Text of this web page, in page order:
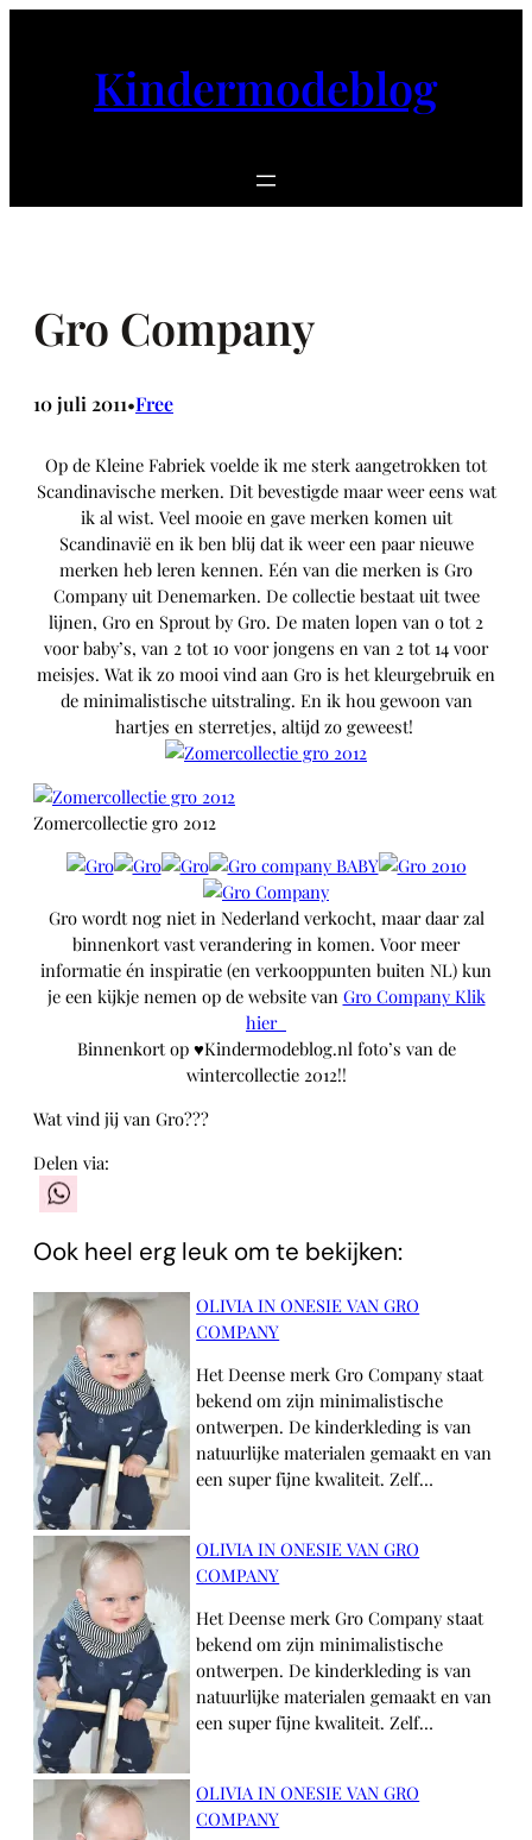
Kindermodeblog
Gro Company
10 juli 2011•Free
Op de Kleine Fabriek voelde ik me sterk aangetrokken tot
Scandinavische merken. Dit bevestigde maar weer eens wat
ik al wist. Veel mooie en gave merken komen uit
Scandinavië en ik ben blij dat ik weer een paar nieuwe
merken heb leren kennen. Eén van die merken is Gro
Company uit Denemarken. De collectie bestaat uit twee
lijnen, Gro en Sprout by Gro. De maten lopen van o tot 2
voor baby’s, van 2 tot 10 voor jongens en van 2 tot 14 voor
meisjes. Wat ik zo mooi vind aan Gro is het kleurgebruik en
de minimalistische uitstraling. En ik hou gewoon van
hartjes en sterretjes, altijd zo geweest!
Zomercollectie gro 2012
Gro wordt nog niet in Nederland verkocht, maar daar zal
binnenkort vast verandering in komen. Voor meer
informatie én inspiratie (en verkooppunten buiten NL) kun
je een kijkje nemen op de website van Gro Company Klik
hier
Binnenkort op ♥Kindermodeblog.nl foto’s van de
wintercollectie 2012!!
Wat vind jij van Gro???
Delen via:
Ook heel erg leuk om te bekijken:
OLIVIA IN ONESIE VAN GRO
COMPANY
Het Deense merk Gro Company staat
bekend om zijn minimalistische
ontwerpen. De kinderkleding is van
natuurlijke materialen gemaakt en van
een super fijne kwaliteit. Zelf…
OLIVIA IN ONESIE VAN GRO
COMPANY
Het Deense merk Gro Company staat
bekend om zijn minimalistische
ontwerpen. De kinderkleding is van
natuurlijke materialen gemaakt en van
een super fijne kwaliteit. Zelf…
OLIVIA IN ONESIE VAN GRO
COMPANY